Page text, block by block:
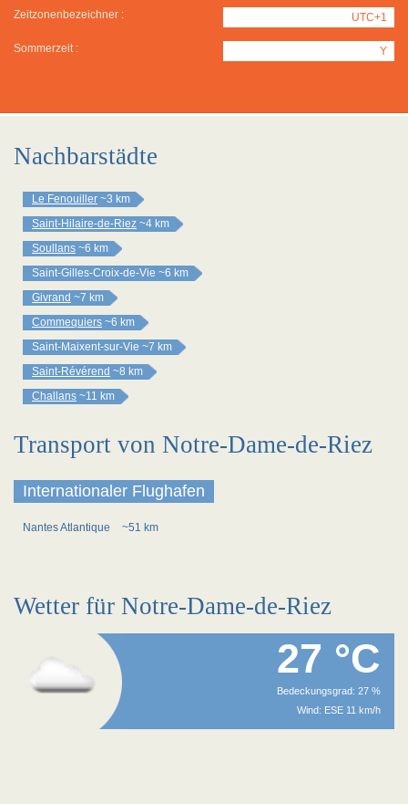
Zeitzonenbezeichner : UTC+1
Sommerzeit : Y
Nachbarstädte
Le Fenouiller ~3 km
Saint-Hilaire-de-Riez ~4 km
Soullans ~6 km
Saint-Gilles-Croix-de-Vie ~6 km
Givrand ~7 km
Commequiers ~6 km
Saint-Maixent-sur-Vie ~7 km
Saint-Révérend ~8 km
Challans ~11 km
Transport von Notre-Dame-de-Riez
Internationaler Flughafen
Nantes Atlantique ~51 km
Wetter für Notre-Dame-de-Riez
27 °C
Bedeckungsgrad: 27 %
Wind: ESE 11 km/h